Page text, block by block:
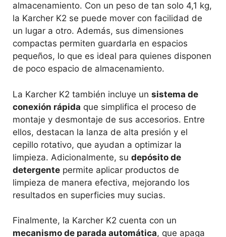
almacenamiento. Con un peso de tan solo 4,1 kg,
la Karcher K2 se puede mover con facilidad de
un lugar a otro. Además, sus dimensiones
compactas permiten guardarla en espacios
pequeños, lo que es ideal para quienes disponen
de poco espacio de almacenamiento.
La Karcher K2 también incluye un sistema de
conexión rápida que simplifica el proceso de
montaje y desmontaje de sus accesorios. Entre
ellos, destacan la lanza de alta presión y el
cepillo rotativo, que ayudan a optimizar la
limpieza. Adicionalmente, su depósito de
detergente permite aplicar productos de
limpieza de manera efectiva, mejorando los
resultados en superficies muy sucias.
Finalmente, la Karcher K2 cuenta con un
mecanismo de parada automática, que apaga